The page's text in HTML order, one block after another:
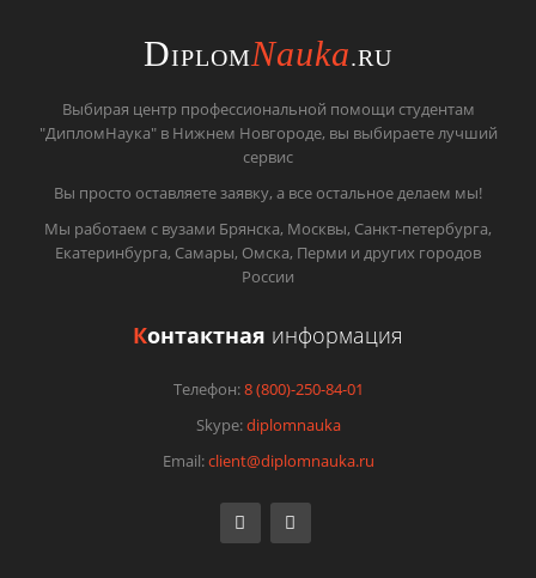
DIPLOMNauka.RU
Выбирая центр профессиональной помощи студентам
"ДипломНаука" в Нижнем Новгороде, вы выбираете лучший
сервис
Вы просто оставляете заявку, а все остальное делаем мы!
Мы работаем с вузами Брянска, Москвы, Санкт-петербурга,
Екатеринбурга, Самары, Омска, Перми и других городов
России
Контактная информация
Телефон:8 (800)-250-84-01
Skype:diplomnauka
Email:client@diplomnauka.ru